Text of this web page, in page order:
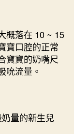
概落在 10 ~ 15
寶口腔的正常
寶寶的奶嘴尺
吮流量。
量的新生兒